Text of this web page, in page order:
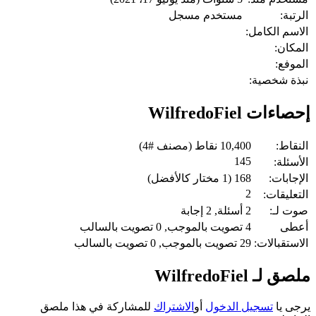
الرتبة:
مستخدم مسجل
الاسم الكامل:
المكان:
الموفع:
نبذة شخصية:
إحصاءات WilfredoFiel
النقاط: 10,400 نقاط (مصنف #4
)
الأسئلة:
145
الإجابات:
168
(
1 مختار كالأفضل)
التعليقات:
2
صوت لـ:
2 أسئلة, 2 إجابة
أعطى
4 تصويت بالموجب, 0 تصويت بالسالب
الاستقبالات: 29 تصويت بالموجب, 0 تصويت بالسالب
ملصق لـ WilfredoFiel
يرجى يا تسجيل الدخول أو الاشتراك للمشاركة في هذا ملصق